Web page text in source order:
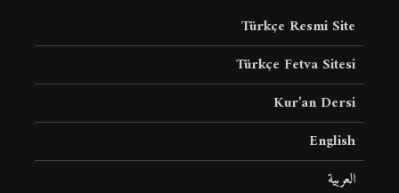
Türkçe Resmi Site
Türkçe Fetva Sitesi
Kur’an Dersi
English
العربية